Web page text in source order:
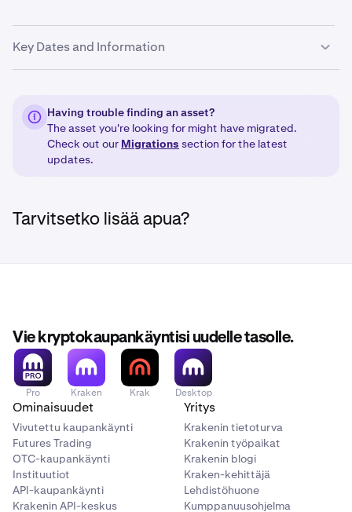
Key Dates and Information
for Rain (RAIN) will be disabled.
September 15 @ 14:00 UTC: Withdrawals for Rain
(RAIN) will be disabled.
Rain (RAIN) positions are closed and funds are
withdrawn before the deadlines above.
Having trouble finding an asset?
The asset you're looking for might have migrated.
Check out our Migrations section for the latest
updates.
Tarvitsetko lisää apua?
Vie kryptokaupankäyntisi uudelle tasolle.
Pro Kraken Krak Desktop
Ominaisuudet
Vivutettu kaupankäynti
Futures Trading
OTC-kaupankäynti
Instituutiot
API-kaupankäynti
Krakenin API-keskus
Yritys
Krakenin tietoturva
Krakenin työpaikat
Krakenin blogi
Kraken-kehittäjä
Lehdistöhuone
Kumppanuusohjelma